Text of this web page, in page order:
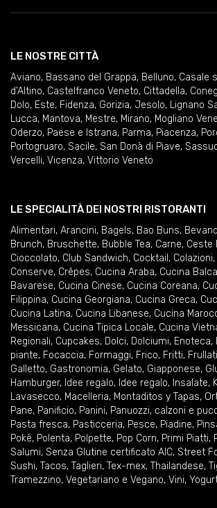
LE NOSTRE CITTÀ
Aviano, Bassano del Grappa, Belluno, Casale
d'Altino, Castelfranco Veneto, Cittadella,
Dolo, Este, Fidenza, Gorizia, Jesolo, Lignano
Lucca, Mantova, Mestre, Mirano, Mogliano
Oderzo, Paese e Istrana, Parma, Piacenza,
Portogruaro, Sacile, San Donà di Piave,
Vercelli, Vicenza, Vittorio Veneto
LE SPECIALITÀ DEI NOSTRI RISTORANTI
Alimentari, Arancini, Bagels, Bao Buns,
Brunch, Bruschette, Bubble Tea, Carne, Ceste
Cioccolato, Club Sandwich, Cocktail , Colazioni,
Conserve, Crêpes, Cucina Araba, Cucina
Bavarese, Cucina Cinese, Cucina Coreana,
Filippina, Cucina Georgiana, Cucina Greca,
Cucina Latina, Cucina Libanese, Cucina
Messicana, Cucina Tipica Locale, Cucina
Regionali, Cupcakes, Dolci, Dolciumi, Enoteca,
piante, Focaccia, Formaggi, Frico, Fritti,
Galletto, Gastronomia, Gelato, Giapponese,
Hamburger, Idee regalo, Idee regalo, Insalate,
Lavasecco, Macelleria, Montaditos y Tapas,
Pane, Panificio, Panini, Panuozzi, calzoni e
Pasta fresca, Pasticceria, Pesce, Piadine,
Pokè, Polenta, Polpette, Pop Corn, Primi Piatti,
Salumi, Senza Glutine certificato AIC, Street
Sushi, Tacos, Taglieri, Tex-mex, Thailandese,
Tramezzino, Vegetariano e Vegano, Vini,